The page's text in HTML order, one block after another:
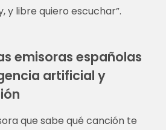
y libre quiero escuchar”.
emisoras españolas
artificial y
que sabe qué canción te